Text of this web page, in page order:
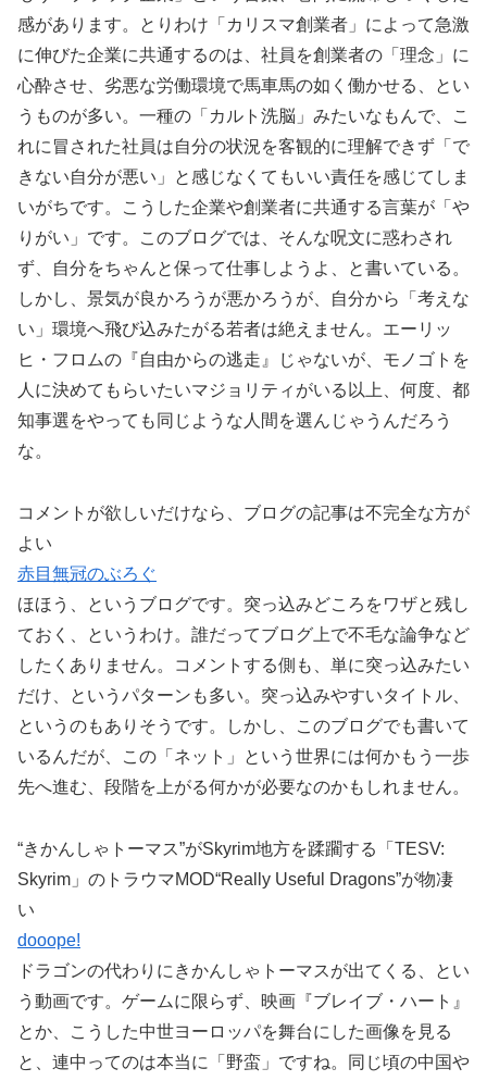
感があります。とりわけ「カリスマ創業者」によって急激
に伸びた企業に共通するのは、社員を創業者の「理念」に
心酔させ、劣悪な労働環境で馬車馬の如く働かせる、とい
うものが多い。一種の「カルト洗脳」みたいなもんで、こ
れに冒された社員は自分の状況を客観的に理解できず「で
きない自分が悪い」と感じなくてもいい責任を感じてしま
いがちです。こうした企業や創業者に共通する言葉が「や
りがい」です。このブログでは、そんな呪文に惑わされ
ず、自分をちゃんと保って仕事しようよ、と書いている。
しかし、景気が良かろうが悪かろうが、自分から「考えな
い」環境へ飛び込みたがる若者は絶えません。エーリッ
ヒ・フロムの『自由からの逃走』じゃないが、モノゴトを
人に決めてもらいたいマジョリティがいる以上、何度、都
知事選をやっても同じような人間を選んじゃうんだろう
な。
コメントが欲しいだけなら、ブログの記事は不完全な方が
よい
赤目無冠のぶろぐ
ほほう、というブログです。突っ込みどころをワザと残し
ておく、というわけ。誰だってブログ上で不毛な論争など
したくありません。コメントする側も、単に突っ込みたい
だけ、というパターンも多い。突っ込みやすいタイトル、
というのもありそうです。しかし、このブログでも書いて
いるんだが、この「ネット」という世界には何かもう一歩
先へ進む、段階を上がる何かが必要なのかもしれません。
“きかんしゃトーマス”がSkyrim地方を蹂躙する「TESV:
Skyrim」のトラウマMOD“Really Useful Dragons”が物凄
い
dooope!
ドラゴンの代わりにきかんしゃトーマスが出てくる、とい
う動画です。ゲームに限らず、映画『ブレイブ・ハート』
とか、こうした中世ヨーロッパを舞台にした画像を見る
と、連中ってのは本当に「野蛮」ですね。同じ頃の中国や